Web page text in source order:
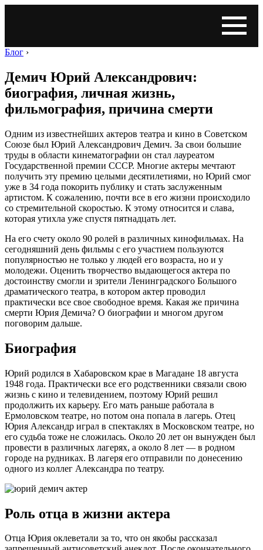
Блог ›
Демич Юрий Александрович:
биография, личная жизнь,
фильмография, причина смерти
Одним из известнейших актеров театра и кино в Советском
Союзе был Юрий Александрович Демич. За свои большие
труды в области кинематографии он стал лауреатом
Государственной премии СССР. Многие актеры мечтают
получить эту премию целыми десятилетиями, но Юрий смог
уже в 34 года покорить публику и стать заслуженным
артистом. К сожалению, почти все в его жизни происходило
со стремительной скоростью. К этому относится и слава,
которая утихла уже спустя пятнадцать лет.
На его счету около 90 ролей в различных кинофильмах. На
сегодняшний день фильмы с его участием пользуются
популярностью не только у людей его возраста, но и у
молодежи. Оценить творчество выдающегося актера по
достоинству смогли и зрители Ленинградского Большого
драматического театра, в котором актер проводил
практически все свое свободное время. Какая же причина
смерти Юрия Демича? О биографии и многом другом
поговорим дальше.
Биография
Юрий родился в Хабаровском крае в Магадане 18 августа
1948 года. Практически все его родственники связали свою
жизнь с кино и телевидением, поэтому Юрий решил
продолжить их карьеру. Его мать раньше работала в
Ермоловском театре, но потом она попала в лагерь. Отец
Юрия Александр играл в спектаклях в Московском театре, но
его судьба тоже не сложилась. Около 20 лет он вынужден был
провести в различных лагерях, а около 8 лет — в родном
городе на рудниках. В лагеря его отправили по донесению
одного из коллег Александра по театру.
Роль отца в жизни актера
Отца Юрия оклеветали за то, что он якобы рассказал